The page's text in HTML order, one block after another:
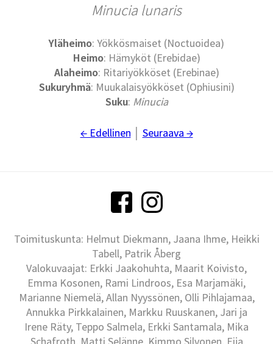
Minucia lunaris
Yläheimo: Yökkösmaiset (Noctuoidea)
Heimo: Hämyköt (Erebidae)
Alaheimo: Ritariyökköset (Erebinae)
Sukuryhmä: Muukalaisyökköset (Ophiusini)
Suku: Minucia
← Edellinen Seuraava →
Toimituskunta: Helmut Diekmann, Jaana Ihme, Heikki
Tabell, Patrik Åberg
Valokuvaajat: Erkki Jaakohuhta, Maarit Koivisto,
Emma Kosonen, Rami Lindroos, Esa Marjamäki,
Marianne Niemelä, Allan Nyyssönen, Olli Pihlajamaa,
Annukka Pirkkalainen, Markku Ruuskanen, Jari ja
Irene Räty, Teppo Salmela, Erkki Santamala, Mika